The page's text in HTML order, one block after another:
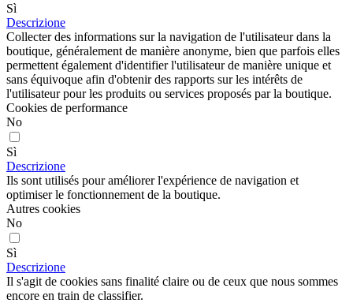
Sì
Descrizione
Collecter des informations sur la navigation de l'utilisateur dans la
boutique, généralement de manière anonyme, bien que parfois elles
permettent également d'identifier l'utilisateur de manière unique et
sans équivoque afin d'obtenir des rapports sur les intérêts de
l'utilisateur pour les produits ou services proposés par la boutique.
Cookies de performance
No
Sì
Descrizione
Ils sont utilisés pour améliorer l'expérience de navigation et
optimiser le fonctionnement de la boutique.
Autres cookies
No
Sì
Descrizione
Il s'agit de cookies sans finalité claire ou de ceux que nous sommes
encore en train de classifier.